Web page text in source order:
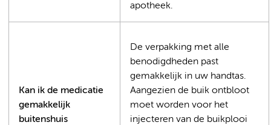
apotheek.
Kan ik de medicatie
gemakkelijk
buitenshuis
De verpakking met alle
benodigdheden past
gemakkelijk in uw handtas.
Aangezien de buik ontbloot
moet worden voor het
injecteren van de buikplooi